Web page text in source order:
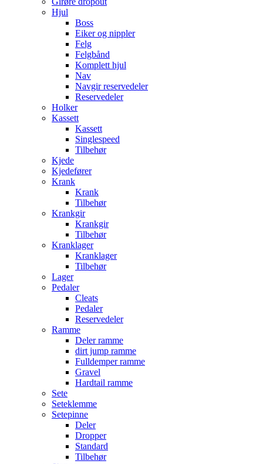
Hjul
Boss
Eiker og nippler
Felg
Felgbånd
Komplett hjul
Nav
Navgir reservedeler
Reservedeler
Holker
Kassett
Kassett
Singlespeed
Tilbehør
Kjede
Kjedefører
Krank
Krank
Tilbehør
Krankgir
Krankgir
Tilbehør
Kranklager
Kranklager
Tilbehør
Lager
Pedaler
Cleats
Pedaler
Reservedeler
Ramme
Deler ramme
dirt jump ramme
Fulldemper ramme
Gravel
Hardtail ramme
Sete
Seteklemme
Setepinne
Deler
Dropper
Standard
Tilbehør